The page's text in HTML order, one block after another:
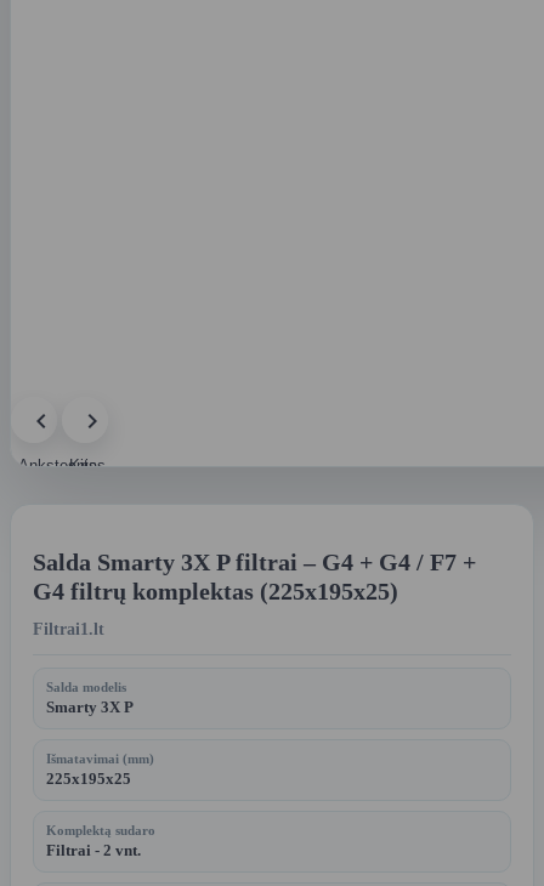
Ankstesnis
Kitas
Salda Smarty 3X P filtrai – G4 + G4 / F7 +
G4 filtrų komplektas (225x195x25)
Filtrai1.lt
Salda modelis
Smarty 3X P
Išmatavimai (mm)
225x195x25
Komplektą sudaro
Filtrai - 2 vnt.